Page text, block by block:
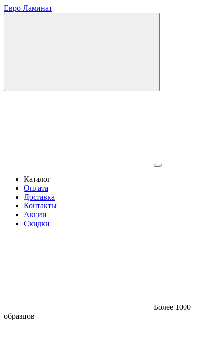
Евро Ламинат
Каталог
Оплата
Доставка
Контакты
Акции
Скидки
Более 1000
образцов